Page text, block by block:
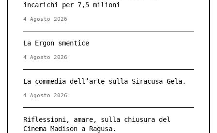
incarichi per 7,5 milioni
4 Agosto 2026
La Ergon smentice
4 Agosto 2026
La commedia dell’arte sulla Siracusa-Gela.
4 Agosto 2026
Riflessioni, amare, sulla chiusura del
Cinema Madison a Ragusa.